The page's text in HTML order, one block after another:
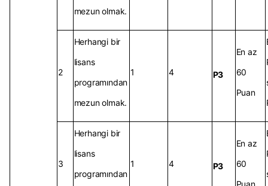
mezun olmak.
2
Herhangi bir
lisans
programından
mezun olmak.
1 4 P3
En az
60
Puan
3
Herhangi bir
lisans
programından
1 4 P3
En az
60